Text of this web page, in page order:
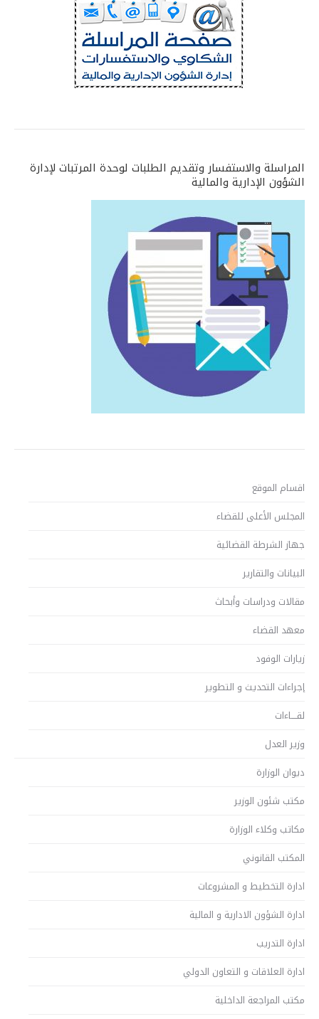
المراسلة والاستفسار وتقديم الطلبات لوحدة المرتبات لإدارة
الشؤون الإدارية والمالية
اقسام الموقع
المجلس الأعلى للقضاء
جهاز الشرطة القضائية
البيانات والتقارير
مقالات ودراسات وأبحاث
معهد القضاء
زيارات الوفود
إجراءات التحديث و التطوير
لقــــاءات
وزير العدل
ديوان الوزارة
مكتب شئون الوزير
مكاتب وكلاء الوزارة
المكتب القانوني
ادارة التخطيط و المشروعات
ادارة الشؤون الادارية و المالية
ادارة التدريب
ادارة العلاقات و التعاون الدولي
مكتب المراجعة الداخلية